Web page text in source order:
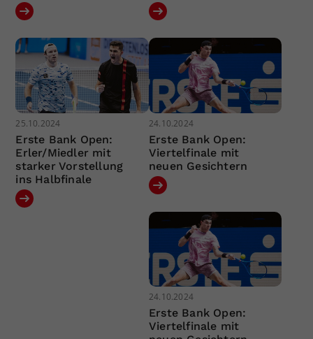
25.10.2024
Erste Bank Open:
Erler/Miedler mit
starker Vorstellung
ins Halbfinale
24.10.2024
Erste Bank Open:
Viertelfinale mit
neuen Gesichtern
24.10.2024
Erste Bank Open:
Viertelfinale mit